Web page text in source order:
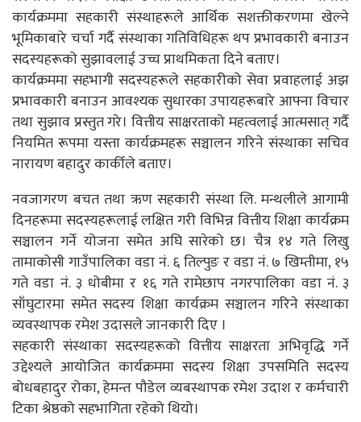
कार्यक्रममा सहकारी संस्थाहरूले आर्थिक सशक्तीकरणमा खेल्ने
भूमिकाबारे चर्चा गर्दै संस्थाका गतिविधिहरू थप प्रभावकारी बनाउन
सदस्यहरूको सुझावलाई उच्च प्राथमिकता दिने बताए।
कार्यक्रममा सहभागी सदस्यहरूले सहकारीको सेवा प्रवाहलाई अझ
प्रभावकारी बनाउन आवश्यक सुधारका उपायहरूबारे आफ्ना विचार
तथा सुझाव प्रस्तुत गरे। वित्तीय साक्षरताको महत्वलाई आत्मसात् गर्दै
नियमित रूपमा यस्ता कार्यक्रमहरू सञ्चालन गरिने संस्थाका सचिव
नारायण बहादुर कार्कीले बताए।
नवजागरण बचत तथा ऋण सहकारी संस्था लि. मन्थलीले आगामी
दिनहरूमा सदस्यहरूलाई लक्षित गरी विभिन्न वित्तीय शिक्षा कार्यक्रम
सञ्चालन गर्ने योजना समेत अघि सारेको छ। चैत्र १४ गते लिखु
तामाकोसी गाउँपालिका वडा नं. ६ तिल्पुङ र वडा नं. ७ खिम्तीमा, १५
गते वडा नं. ३ धोबीमा र १६ गते रामेछाप नगरपालिका वडा नं. ३
साँघुटारमा समेत सदस्य शिक्षा कार्यक्रम सञ्चालन गरिने संस्थाका
व्यवस्थापक रमेश उदासले जानकारी दिए ।
सहकारी संस्थाका सदस्यहरूको वित्तीय साक्षरता अभिवृद्धि गर्ने
उद्देश्यले आयोजित कार्यक्रममा सदस्य शिक्षा उपसमिति सदस्य
बोधबहादुर रोका, हेमन्त पौडेल व्यबस्थापक रमेश उदाश र कर्मचारी
टिका श्रेष्ठको सहभागिता रहेको थियो।